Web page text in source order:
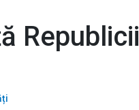
Republicii